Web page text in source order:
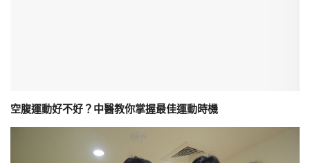
空腹運動好不好？中醫教你掌握最佳運動時機